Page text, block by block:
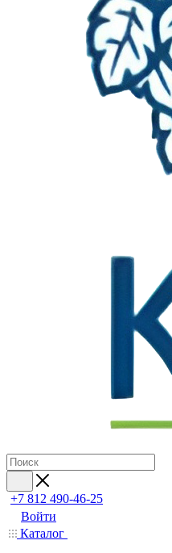
+7 812 490-46-25
Войти
Каталог